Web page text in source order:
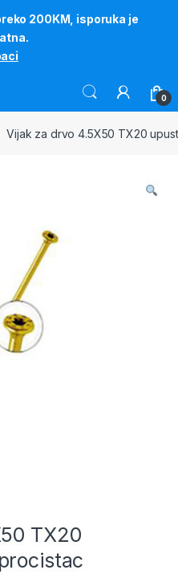
200KM, isporuka je
0
Vijak za drvo 4.5X50 TX20
TX20